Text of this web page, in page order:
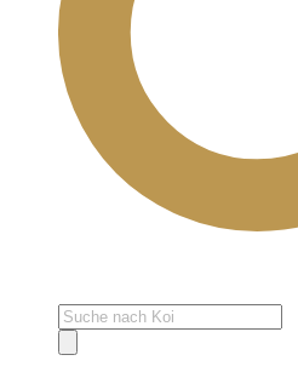
Products
search